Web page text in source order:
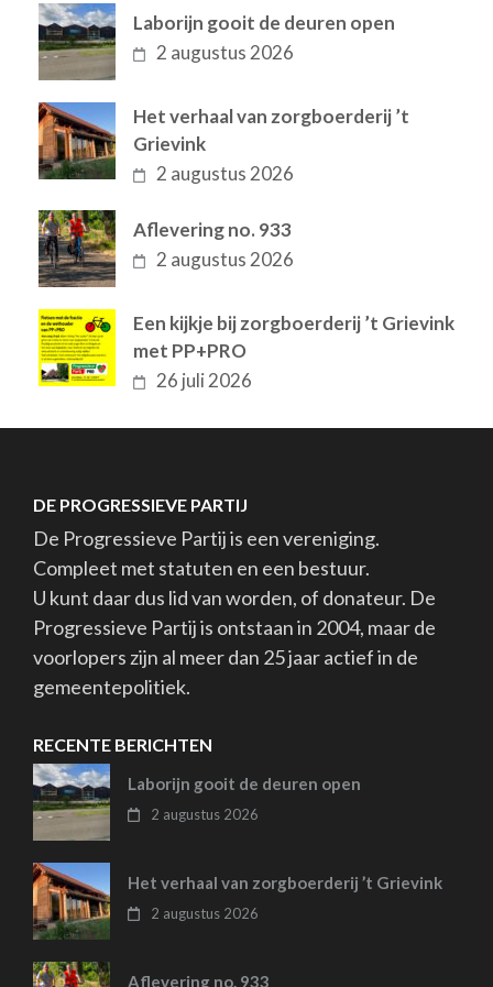
Laborijn gooit de deuren open
2 augustus 2026
Het verhaal van zorgboerderij ’t
Grievink
2 augustus 2026
Aflevering no. 933
2 augustus 2026
Een kijkje bij zorgboerderij ’t Grievink
met PP+PRO
26 juli 2026
DE PROGRESSIEVE PARTIJ
De Progressieve Partij is een vereniging.
Compleet met statuten en een bestuur.
U kunt daar dus lid van worden, of donateur. De
Progressieve Partij is ontstaan in 2004, maar de
voorlopers zijn al meer dan 25 jaar actief in de
gemeentepolitiek.
RECENTE BERICHTEN
Laborijn gooit de deuren open
2 augustus 2026
Het verhaal van zorgboerderij ’t Grievink
2 augustus 2026
Aflevering no. 933